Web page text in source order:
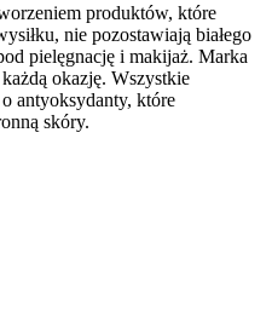
produktów, które
nie pozostawiają białego
pielęgnację i makijaż. Marka
okazję. Wszystkie
antyoksydanty, które
skóry.